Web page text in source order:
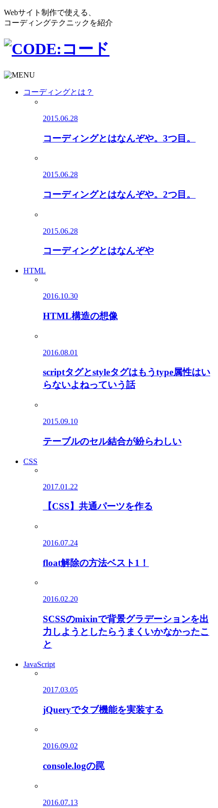
Webサイト制作で使える、
コーディングテクニックを紹介
コーディングとは？
2015.06.28
コーディングとはなんぞや。3つ目。
2015.06.28
コーディングとはなんぞや。2つ目。
2015.06.28
コーディングとはなんぞや
HTML
2016.10.30
HTML構造の想像
2016.08.01
scriptタグとstyleタグはもうtype属性はい
らないよねっていう話
2015.09.10
テーブルのセル結合が紛らわしい
CSS
2017.01.22
【CSS】共通パーツを作る
2016.07.24
float解除の方法ベスト1！
2016.02.20
SCSSのmixinで背景グラデーションを出
力しようとしたらうまくいかなかったこ
と
JavaScript
2017.03.05
jQueryでタブ機能を実装する
2016.09.02
console.logの罠
2016.07.13